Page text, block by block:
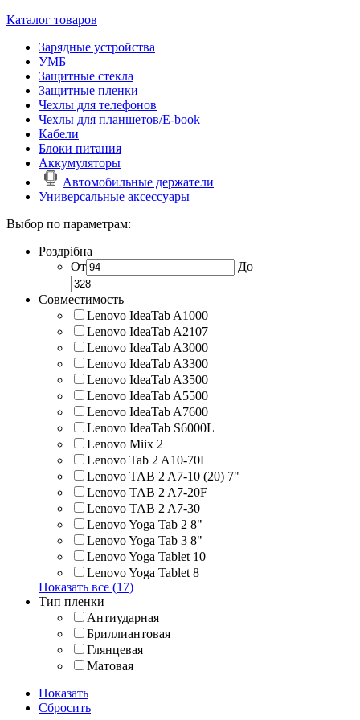
Каталог товаров
Зарядные устройства
УМБ
Защитные стекла
Защитные пленки
Чехлы для телефонов
Чехлы для планшетов/E-book
Кабели
Блоки питания
Аккумуляторы
Автомобильные держатели
Универсальные аксессуары
Выбор по параметрам:
Роздрібна
От
До
Совместимость
Lenovo IdeaTab A1000
Lenovo IdeaTab A2107
Lenovo IdeaTab A3000
Lenovo IdeaTab A3300
Lenovo IdeaTab A3500
Lenovo IdeaTab A5500
Lenovo IdeaTab A7600
Lenovo IdeaTab S6000L
Lenovo Miix 2
Lenovo Tab 2 A10-70L
Lenovo TAB 2 A7-10 (20) 7"
Lenovo TAB 2 A7-20F
Lenovo TAB 2 A7-30
Lenovo Yoga Tab 2 8"
Lenovo Yoga Tab 3 8"
Lenovo Yoga Tablet 10
Lenovo Yoga Tablet 8
Показать все (17)
Тип пленки
Антиударная
Бриллиантовая
Глянцевая
Матовая
Показать
Сбросить